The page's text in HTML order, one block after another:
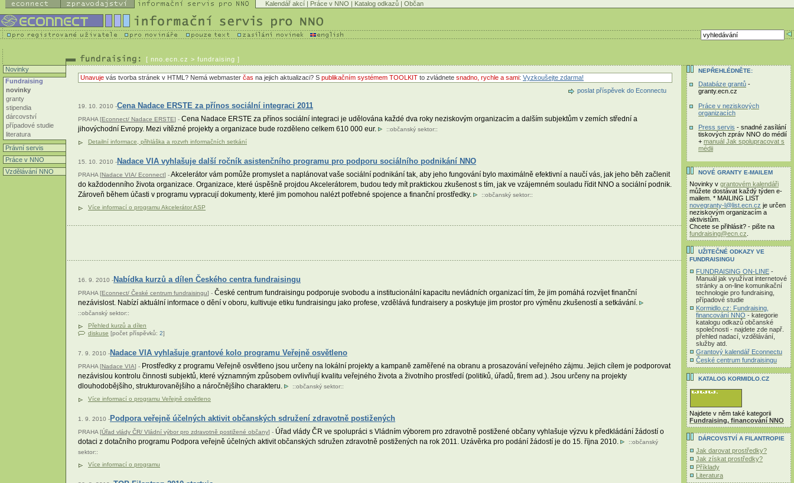
Kalendář akcí | Práce v NNO | Katalog odkazů | Občan
[ nno.ecn.cz > fundraising ]
Novinky
Fundraising
novinky
granty
stipendia
dárcovství
případové studie
literatura
Právní servis
Práce v NNO
Vzdělávání NNO
Unavuje vás tvorba stránek v HTML? Nemá webmaster čas na jejich aktualizaci? S publikačním systémem TOOLKIT to zvládnete snadno, rychle a sami: Vyzkoušejte zdarma!
poslat příspěvek do Econnectu
19. 10. 2010 -Cena Nadace ERSTE za přínos sociální integraci 2011
PRAHA [Econnect/ Nadace ERSTE] - Cena Nadace ERSTE za přínos sociální integraci je udělována každé dva roky neziskovým organizacím a dalším subjektům v zemích střední a
jihovýchodní Evropy. Mezi vítězné projekty a organizace bude rozděleno celkem 610 000 eur.
::občanský sektor::
Detailní informace, přihláška a rozvrh informačních setkání
15. 10. 2010 -Nadace VIA vyhlašuje další ročník asistenčního programu pro podporu sociálního podnikání NNO
PRAHA [Nadace VIA/ Econnect] -Akcelerátor vám pomůže promyslet a naplánovat vaše sociální podnikání tak, aby jeho fungování bylo maximálně efektivní a naučí vás, jak jeho běh začlenit
do každodenního života organizace. Organizace, které úspěšně projdou Akcelerátorem, budou tedy mít praktickou zkušenost s tím, jak ve vzájemném souladu řídit NNO a sociální podnik.
Zároveň během účasti v programu vypracují dokumenty, které jim pomohou nalézt potřebné spojence a finanční prostředky.
::občanský sektor::
Více informací o programu Akcelerátor ASP
16. 9. 2010 -Nabídka kurzů a dílen Českého centra fundraisingu
PRAHA [Econnect/ České centrum fundraisingu] - České centrum fundraisingu podporuje svobodu a institucionální kapacitu nevládních organizací tím, že jim pomáhá rozvíjet finanční
nezávislost. Nabízí aktuální informace o dění v oboru, kultivuje etiku fundraisingu jako profese, vzdělává fundraisery a poskytuje jim prostor pro výměnu zkušeností a setkávání.
::občanský sektor::
Přehled kurzů a dílen
diskuse [počet příspěvků: 2]
7. 9. 2010 -Nadace VIA vyhlašuje grantové kolo programu Veřejně osvětleno
PRAHA [Nadace VIA] - Prostředky z programu Veřejně osvětleno jsou určeny na lokální projekty a kampaně zaměřené na obranu a prosazování veřejného zájmu. Jejich cílem je podporovat
nezávislou kontrolu činnosti subjektů, které významným způsobem ovlivňují kvalitu veřejného života a životního prostředí (politiků, úřadů, firem ad.). Jsou určeny na projekty
dlouhodobějšího, strukturovanějšího a náročnějšího charakteru.
::občanský sektor::
Více informací o programu Veřejně osvětleno
1. 9. 2010 -Podpora veřejně účelných aktivit občanských sdružení zdravotně postižených
PRAHA [Úřad vlády ČR/ Vládní výbor pro zdravotně postižené občany] - Úřad vlády ČR ve spolupráci s Vládním výborem pro zdravotně postižené občany vyhlašuje výzvu k předkládání žádostí o
dotaci z dotačního programu Podpora veřejně účelných aktivit občanských sdružen zdravotně postižených na rok 2011. Uzávěrka pro podání žádostí je do 15. října 2010.
::občanský
sektor::
Více informací o programu
NEPŘEHLÉDNĚTE:
Databáze grantů -
granty.ecn.cz
Práce v neziskových
organizacích
Press servis - snadné zasílání
tiskových zpráv NNO do médií
+ manuál Jak spolupracovat s
médii
NOVÉ GRANTY E-MAILEM
Novinky v grantovém kalendáři
můžete dostávat každý týden e-
mailem. * MAILING LIST
novegranty-l@list.ecn.cz je určen
neziskovým organizacím a
aktivistům.
Chcete se přihlásit? - pište na
fundraising@ecn.cz
UŽITEČNÉ ODKAZY VE
FUNDRAISINGU
FUNDRAISING ON-LINE -
Manuál jak využívat internetové
stránky a on-line komunikační
technologie pro fundraising,
případové studie
Kormidlo.cz: Fundraising,
financování NNO - kategorie
katalogu odkazů občanské
společnosti - najdete zde např.
přehled nadací, vzdělávání,
služby atd.
Grantový kalendář Econnectu
České centrum fundraisingu
KATALOG KORMIDLO.CZ
Najdete v něm také kategorii
Fundraising, financování NNO
DÁRCOVSTVÍ A FILANTROPIE
Jak darovat prostředky?
Jak získat prostředky?
Příklady
Literatura